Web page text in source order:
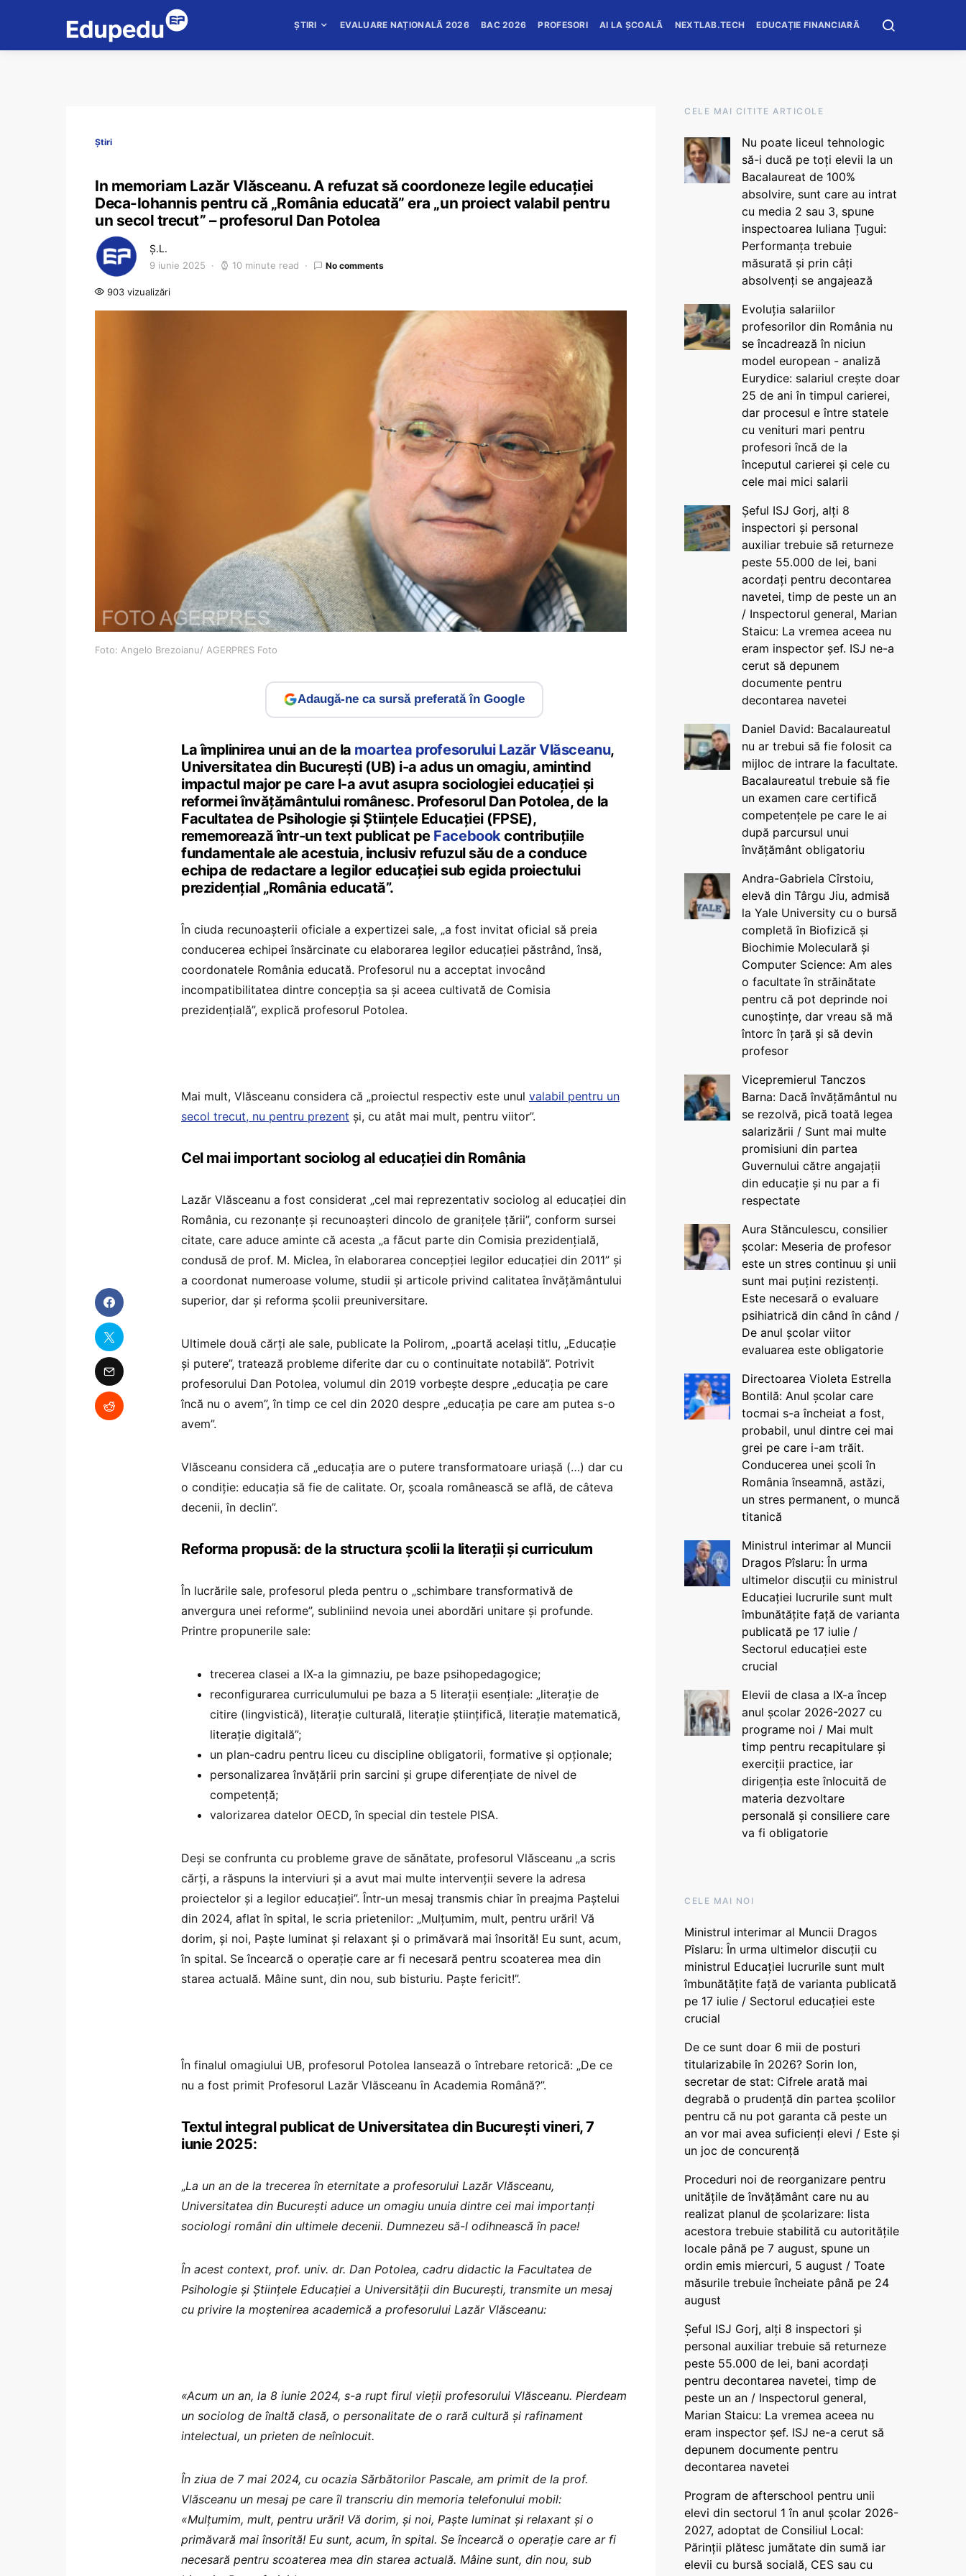
ȘTIRI EVALUARE NAȚIONALĂ 2026 BAC 2026 PROFESORI AI LA ȘCOALĂ NEXTLAB.TECH EDUCAȚIE FINANCIARĂ
Știri
In memoriam Lazăr Vlăsceanu. A refuzat să coordoneze legile educației
Deca-Iohannis pentru că „România educată” era „un proiect valabil pentru
un secol trecut” – profesorul Dan Potolea
Ș.L.
9 iunie 2025 10 minute read No comments
903 vizualizări
Foto: Angelo Brezoianu/ AGERPRES Foto
Adaugă-ne ca sursă preferată în Google
La împlinirea unui an de la moartea profesorului Lazăr Vlăsceanu,
Universitatea din București (UB) i-a adus un omagiu, amintind
impactul major pe care l-a avut asupra sociologiei educației și
reformei învățământului românesc. Profesorul Dan Potolea, de la
Facultatea de Psihologie și Științele Educației (FPSE),
rememorează într-un text publicat pe Facebook contribuțiile
fundamentale ale acestuia, inclusiv refuzul său de a conduce
echipa de redactare a legilor educației sub egida proiectului
prezidențial „România educată”.
În ciuda recunoașterii oficiale a expertizei sale, „a fost invitat oficial să preia
conducerea echipei însărcinate cu elaborarea legilor educației păstrând, însă,
coordonatele România educată. Profesorul nu a acceptat invocând
incompatibilitatea dintre concepția sa și aceea cultivată de Comisia
prezidențială”, explică profesorul Potolea.
Mai mult, Vlăsceanu considera că „proiectul respectiv este unul valabil pentru un
secol trecut, nu pentru prezent și, cu atât mai mult, pentru viitor”.
Cel mai important sociolog al educației din România
Lazăr Vlăsceanu a fost considerat „cel mai reprezentativ sociolog al educației din
România, cu rezonanțe și recunoașteri dincolo de granițele țării”, conform sursei
citate, care aduce aminte că acesta „a făcut parte din Comisia prezidențială,
condusă de prof. M. Miclea, în elaborarea concepției legilor educației din 2011” și
a coordonat numeroase volume, studii și articole privind calitatea învățământului
superior, dar și reforma școlii preuniversitare.
Ultimele două cărți ale sale, publicate la Polirom, „poartă același titlu, „Educație
și putere”, tratează probleme diferite dar cu o continuitate notabilă”. Potrivit
profesorului Dan Potolea, volumul din 2019 vorbește despre „educația pe care
încă nu o avem”, în timp ce cel din 2020 despre „educația pe care am putea s-o
avem”.
Vlăsceanu considera că „educația are o putere transformatoare uriașă (…) dar cu
o condiție: educația să fie de calitate. Or, școala românească se află, de câteva
decenii, în declin”.
Reforma propusă: de la structura școlii la literații și curriculum
În lucrările sale, profesorul pleda pentru o „schimbare transformativă de
anvergura unei reforme”, subliniind nevoia unei abordări unitare și profunde.
Printre propunerile sale:
trecerea clasei a IX-a la gimnaziu, pe baze psihopedagogice;
reconfigurarea curriculumului pe baza a 5 literații esențiale: „literație de
citire (lingvistică), literație culturală, literație științifică, literație matematică,
literație digitală”;
un plan-cadru pentru liceu cu discipline obligatorii, formative și opționale;
personalizarea învățării prin sarcini și grupe diferențiate de nivel de
competență;
valorizarea datelor OECD, în special din testele PISA.
Deși se confrunta cu probleme grave de sănătate, profesorul Vlăsceanu „a scris
cărți, a răspuns la interviuri și a avut mai multe intervenții severe la adresa
proiectelor și a legilor educației”. Într-un mesaj transmis chiar în preajma Paștelui
din 2024, aflat în spital, le scria prietenilor: „Mulțumim, mult, pentru urări! Vă
dorim, și noi, Paște luminat și relaxant și o primăvară mai însorită! Eu sunt, acum,
în spital. Se încearcă o operație care ar fi necesară pentru scoaterea mea din
starea actuală. Mâine sunt, din nou, sub bisturiu. Paște fericit!”.
În finalul omagiului UB, profesorul Potolea lansează o întrebare retorică: „De ce
nu a fost primit Profesorul Lazăr Vlăsceanu în Academia Română?”.
Textul integral publicat de Universitatea din București vineri, 7
iunie 2025:
„La un an de la trecerea în eternitate a profesorului Lazăr Vlăsceanu,
Universitatea din București aduce un omagiu unuia dintre cei mai importanți
sociologi români din ultimele decenii. Dumnezeu să-l odihnească în pace!
În acest context, prof. univ. dr. Dan Potolea, cadru didactic la Facultatea de
Psihologie și Științele Educației a Universității din București, transmite un mesaj
cu privire la moștenirea academică a profesorului Lazăr Vlăsceanu:
«Acum un an, la 8 iunie 2024, s-a rupt firul vieții profesorului Vlăsceanu. Pierdeam
un sociolog de înaltă clasă, o personalitate de o rară cultură și rafinament
intelectual, un prieten de neînlocuit.
În ziua de 7 mai 2024, cu ocazia Sărbătorilor Pascale, am primit de la prof.
Vlăsceanu un mesaj pe care îl transcriu din memoria telefonului mobil:
«Mulțumim, mult, pentru urări! Vă dorim, și noi, Paște luminat și relaxant și o
primăvară mai însorită! Eu sunt, acum, în spital. Se încearcă o operație care ar fi
necesară pentru scoaterea mea din starea actuală. Mâine sunt, din nou, sub
CELE MAI CITITE ARTICOLE
Nu poate liceul tehnologic
să-i ducă pe toți elevii la un
Bacalaureat de 100%
absolvire, sunt care au intrat
cu media 2 sau 3, spune
inspectoarea Iuliana Țugui:
Performanța trebuie
măsurată și prin câți
absolvenți se angajează
Evoluția salariilor
profesorilor din România nu
se încadrează în niciun
model european - analiză
Eurydice: salariul crește doar
25 de ani în timpul carierei,
dar procesul e între statele
cu venituri mari pentru
profesori încă de la
începutul carierei și cele cu
cele mai mici salarii
Șeful ISJ Gorj, alți 8
inspectori și personal
auxiliar trebuie să returneze
peste 55.000 de lei, bani
acordați pentru decontarea
navetei, timp de peste un an
/ Inspectorul general, Marian
Staicu: La vremea aceea nu
eram inspector șef. ISJ ne-a
cerut să depunem
documente pentru
decontarea navetei
Daniel David: Bacalaureatul
nu ar trebui să fie folosit ca
mijloc de intrare la facultate.
Bacalaureatul trebuie să fie
un examen care certifică
competențele pe care le ai
după parcursul unui
învățământ obligatoriu
Andra-Gabriela Cîrstoiu,
elevă din Târgu Jiu, admisă
la Yale University cu o bursă
completă în Biofizică și
Biochimie Moleculară și
Computer Science: Am ales
o facultate în străinătate
pentru că pot deprinde noi
cunoștințe, dar vreau să mă
întorc în țară și să devin
profesor
Vicepremierul Tanczos
Barna: Dacă învățământul nu
se rezolvă, pică toată legea
salarizării / Sunt mai multe
promisiuni din partea
Guvernului către angajații
din educație și nu par a fi
respectate
Aura Stănculescu, consilier
școlar: Meseria de profesor
este un stres continuu și unii
sunt mai puțini rezistenți.
Este necesară o evaluare
psihiatrică din când în când /
De anul școlar viitor
evaluarea este obligatorie
Directoarea Violeta Estrella
Bontilă: Anul școlar care
tocmai s-a încheiat a fost,
probabil, unul dintre cei mai
grei pe care i-am trăit.
Conducerea unei școli în
România înseamnă, astăzi,
un stres permanent, o muncă
titanică
Ministrul interimar al Muncii
Dragos Pîslaru: În urma
ultimelor discuții cu ministrul
Educației lucrurile sunt mult
îmbunătățite față de varianta
publicată pe 17 iulie /
Sectorul educației este
crucial
Elevii de clasa a IX-a încep
anul școlar 2026-2027 cu
programe noi / Mai mult
timp pentru recapitulare și
exerciții practice, iar
dirigenția este înlocuită de
materia dezvoltare
personală și consiliere care
va fi obligatorie
CELE MAI NOI
Ministrul interimar al Muncii Dragos
Pîslaru: În urma ultimelor discuții cu
ministrul Educației lucrurile sunt mult
îmbunătățite față de varianta publicată
pe 17 iulie / Sectorul educației este
crucial
De ce sunt doar 6 mii de posturi
titularizabile în 2026? Sorin Ion,
secretar de stat: Cifrele arată mai
degrabă o prudență din partea școlilor
pentru că nu pot garanta că peste un
an vor mai avea suficienți elevi / Este și
un joc de concurență
Proceduri noi de reorganizare pentru
unitățile de învățământ care nu au
realizat planul de școlarizare: lista
acestora trebuie stabilită cu autoritățile
locale până pe 7 august, spune un
ordin emis miercuri, 5 august / Toate
măsurile trebuie încheiate până pe 24
august
Șeful ISJ Gorj, alți 8 inspectori și
personal auxiliar trebuie să returneze
peste 55.000 de lei, bani acordați
pentru decontarea navetei, timp de
peste un an / Inspectorul general,
Marian Staicu: La vremea aceea nu
eram inspector șef. ISJ ne-a cerut să
depunem documente pentru
decontarea navetei
Program de afterschool pentru unii
elevi din sectorul 1 în anul școlar 2026-
2027, adoptat de Consiliul Local:
Părinții plătesc jumătate din sumă iar
elevii cu bursă socială, CES sau cu